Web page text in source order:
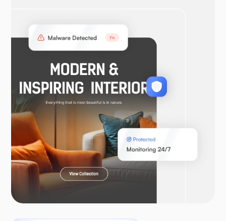
WooCommerce
Laravel